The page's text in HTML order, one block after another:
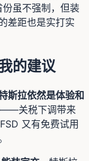
份虽不强制，但装
差距也是实打实
的建议
斯拉依然是体验和
关税下调带来
又有免费试用